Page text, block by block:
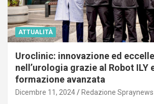
ATTUALITÀ
Uroclinic: innovazione ed
nell’urologia grazie al Robot ILY
formazione avanzata
Dicembre 11, 2024 Redazione Spraynews